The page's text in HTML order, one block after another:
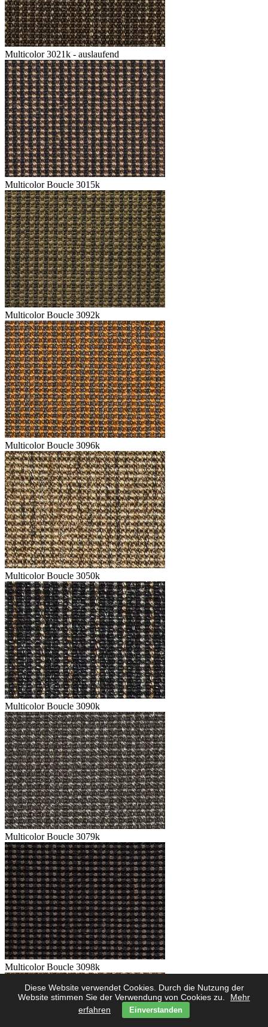
Diese Website verwendet Cookies. Durch die Nutzung der
Website stimmen Sie der Verwendung von Cookies zu.
Mehr
erfahren
Einverstanden
Multicolor 3021k - auslaufend
Multicolor Boucle 3015k
Multicolor Boucle 3092k
Multicolor Boucle 3096k
Multicolor Boucle 3050k
Multicolor Boucle 3090k
Multicolor Boucle 3079k
Multicolor Boucle 3098k